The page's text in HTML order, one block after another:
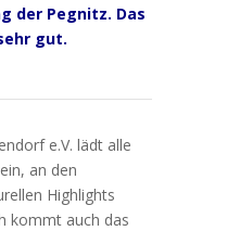
der Pegnitz. Das
gut.
e.V. lädt alle
an den
Highlights
kommt auch das